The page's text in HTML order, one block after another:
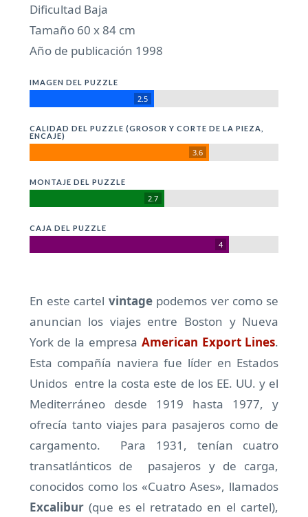
Dificultad Baja
Tamaño 60 x 84 cm
Año de publicación 1998
IMAGEN DEL PUZZLE
2.5
CALIDAD DEL PUZZLE (GROSOR Y CORTE DE LA PIEZA,
ENCAJE)
3.6
MONTAJE DEL PUZZLE
2.7
CAJA DEL PUZZLE
4
En este cartel vintagepodemos ver como se
anuncian los viajes entre Boston y Nueva
York de la empresa American Export Lines.
Esta compañía naviera fue líder en Estados
Unidos entre la costa este de los EE. UU. y el
Mediterráneo desde 1919 hasta 1977, y
ofrecía tanto viajes para pasajeros como de
cargamento. Para 1931, tenían cuatro
transatlánticos de pasajeros y de carga,
conocidos como los «Cuatro Ases», llamados
Excalibur(que es el retratado en el cartel),